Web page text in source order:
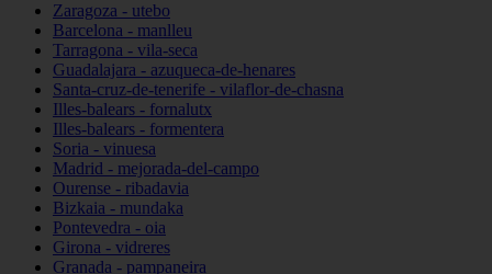
Zaragoza - utebo
Barcelona - manlleu
Tarragona - vila-seca
Guadalajara - azuqueca-de-henares
Santa-cruz-de-tenerife - vilaflor-de-chasna
Illes-balears - fornalutx
Illes-balears - formentera
Soria - vinuesa
Madrid - mejorada-del-campo
Ourense - ribadavia
Bizkaia - mundaka
Pontevedra - oia
Girona - vidreres
Granada - pampaneira